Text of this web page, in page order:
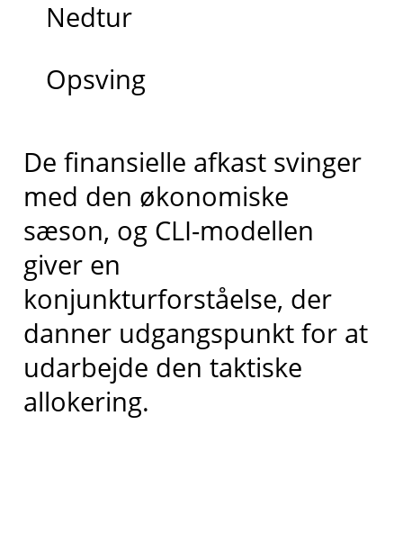
Nedtur
Opsving
De finansielle afkast svinger
med den økonomiske
sæson, og CLI-modellen
giver en
konjunkturforståelse, der
danner udgangspunkt for at
udarbejde den taktiske
allokering.